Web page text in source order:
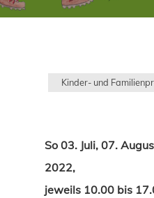
Kinder- und
So 03. Juli, 07.
2022,
jeweils 10.00 bis